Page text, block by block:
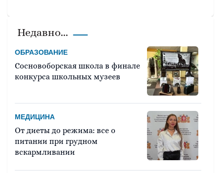
Недавно...
ОБРАЗОВАНИЕ
Сосновоборская школа в финале
конкурса школьных музеев
МЕДИЦИНА
От диеты до режима: все о
питании при грудном
вскармливании